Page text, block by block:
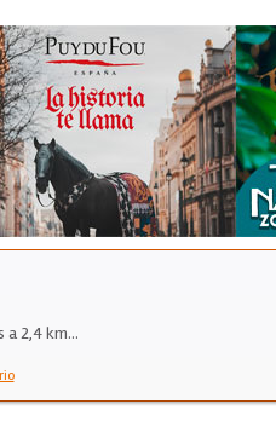
a 2,4 km…